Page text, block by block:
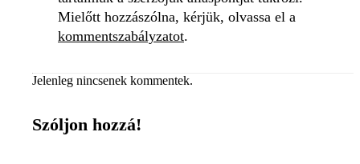
Mielőtt hozzászólna, kérjük, olvassa el a
kommentszabályzatot.
Jelenleg nincsenek kommentek.
Szóljon hozzá!